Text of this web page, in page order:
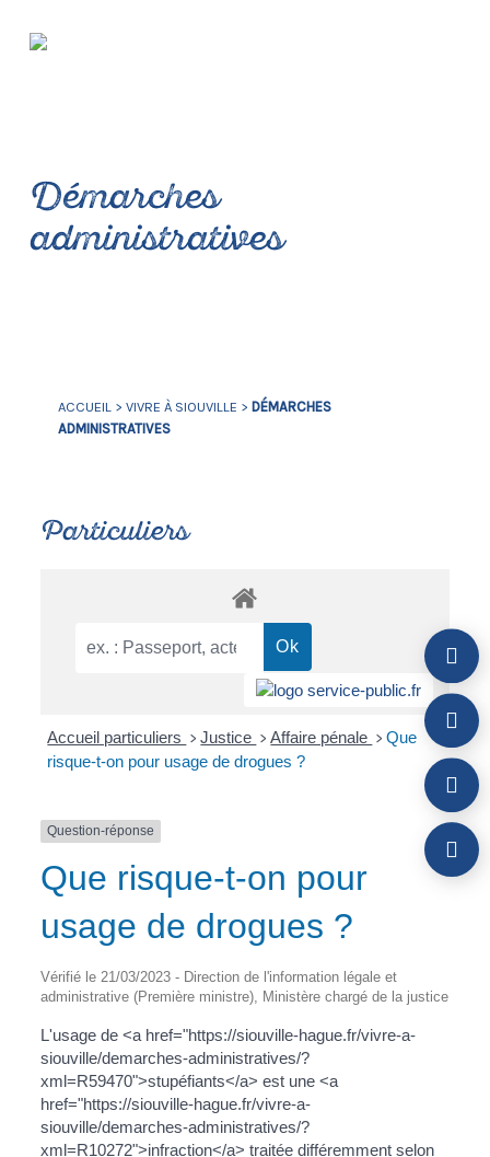
Démarches
administratives
ACCUEIL > VIVRE À SIOUVILLE > DÉMARCHES
ADMINISTRATIVES
Particuliers
Accueil particuliers > Justice > Affaire pénale > Que
risque-t-on pour usage de drogues ?
Question-réponse
Que risque-t-on pour
usage de drogues ?
Vérifié le 21/03/2023 - Direction de l'information légale et
administrative (Première ministre), Ministère chargé de la justice
L'usage de <a href="https://siouville-hague.fr/vivre-a-
siouville/demarches-administratives/?
xml=R59470">stupéfiants</a> est une <a
href="https://siouville-hague.fr/vivre-a-
siouville/demarches-administratives/?
xml=R10272">infraction</a> traitée différemment selon